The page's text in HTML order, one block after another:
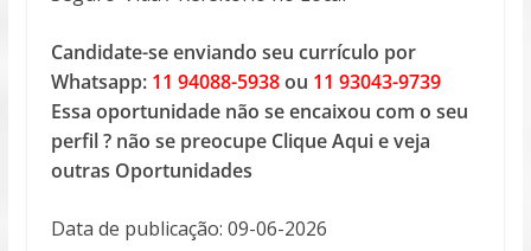
Candidate-se enviando seu currículo por
Whatsapp: 11 94088-5938ou 11 93043-9739
Essa oportunidade não se encaixou com o seu
perfil ? não se preocupe Clique Aqui e veja
outras Oportunidades
Data de publicação: 09-06-2026